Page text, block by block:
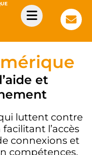
et
luttent contre
l’accès
connexions et
compétences.